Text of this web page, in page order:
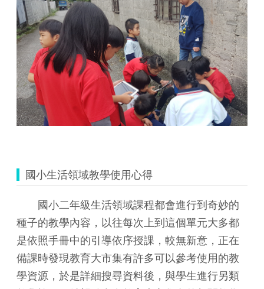
國小生活領域教學使用心得
國小二年級生活領域課程都會進行到奇妙的
種子的教學內容，以往每次上到這個單元大多都
是依照手冊中的引導依序授課，較無新意，正在
備課時發現教育大市集有許多可以參考使用的教
學資源，於是詳細搜尋資料後，與學生進行另類